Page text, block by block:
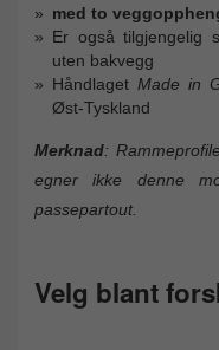
med to
Er også tilgjengelig
uten bakvegg
HåndlagetMade in
Øst-Tyskland
Merknad:
egner ikke denne
passepartout.
Velg blant